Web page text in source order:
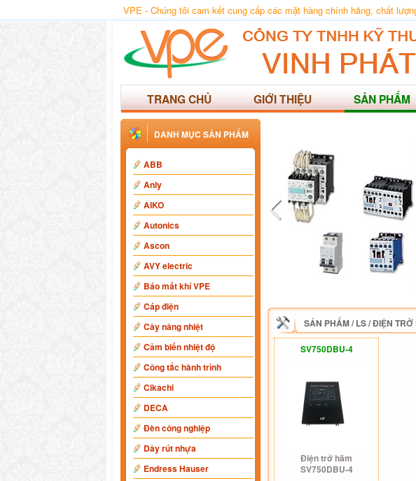
VPE - Chúng tôi cam kết cung cấp các mặt hàng chính hãng, chất
TRANG CHỦ GIỚI THIỆU SẢN PHẨM
DANH MỤC SẢN PHẨM
ABB
Anly
AIKO
Autonics
Ascon
AVY electric
Báo mất khí VPE
Cáp điện
Cây nâng nhiệt
Cảm biến nhiệt độ
Công tắc hành trình
Cikachi
DECA
Đèn công nghiệp
Dây rút nhựa
Endress Hauser
SẢN PHẨM/LS/ĐIỆN TRỞ
SV750DBU-4
Điện trở hãm
SV750DBU-4